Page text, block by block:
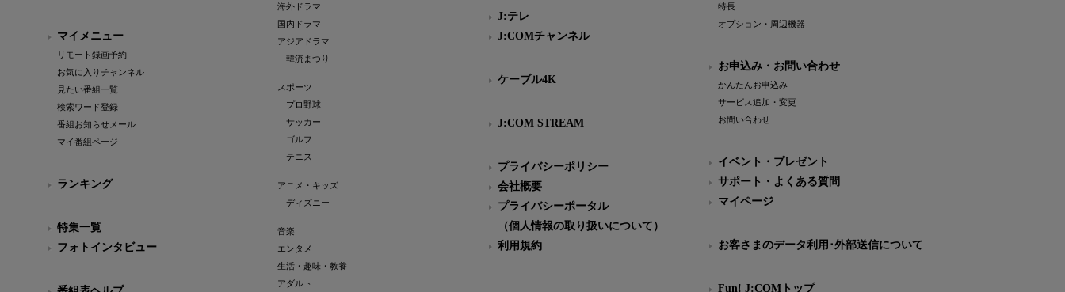
マイメニュー
リモート録画予約
お気に入りチャンネル
見たい番組一覧
検索ワード登録
番組お知らせメール
マイ番組ページ
ランキング
特集一覧
フォトインタビュー
海外ドラマ
国内ドラマ
アジアドラマ
韓流まつり
スポーツ
プロ野球
サッカー
ゴルフ
テニス
アニメ・キッズ
ディズニー
音楽
エンタメ
生活・趣味・教養
アダルト
J:テレ
J:COMチャンネル
ケーブル4K
J:COM STREAM
プライバシーポリシー
会社概要
プライバシーポータル
（個人情報の取り扱いについて）
利用規約
特長
オプション・周辺機器
お申込み・お問い合わせ
かんたんお申込み
サービス追加・変更
お問い合わせ
イベント・プレゼント
サポート・よくある質問
マイページ
お客さまのデータ利用･外部送信について
Fun! J:COMトップ